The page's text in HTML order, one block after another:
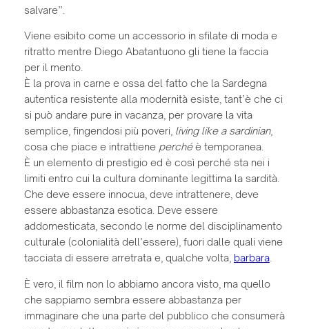
salvare”.
Viene esibito come un accessorio in sfilate di moda e
ritratto mentre Diego Abatantuono gli tiene la faccia
per il mento.
È la prova in carne e ossa del fatto che la Sardegna
autentica resistente alla modernità esiste, tant’è che ci
si può andare pure in vacanza, per provare la vita
semplice, fingendosi più poveri, living like a sardinian,
cosa che piace e intrattiene perchéè temporanea.
È un elemento di prestigio ed è così perché sta nei i
limiti entro cui la cultura dominante legittima la sardità.
Che deve essere innocua, deve intrattenere, deve
essere abbastanza esotica. Deve essere
addomesticata, secondo le norme del disciplinamento
culturale (colonialità dell’essere), fuori dalle quali viene
tacciata di essere arretrata e, qualche volta, barbara.
È vero, il film non lo abbiamo ancora visto, ma quello
che sappiamo sembra essere abbastanza per
immaginare che una parte del pubblico che consumerà